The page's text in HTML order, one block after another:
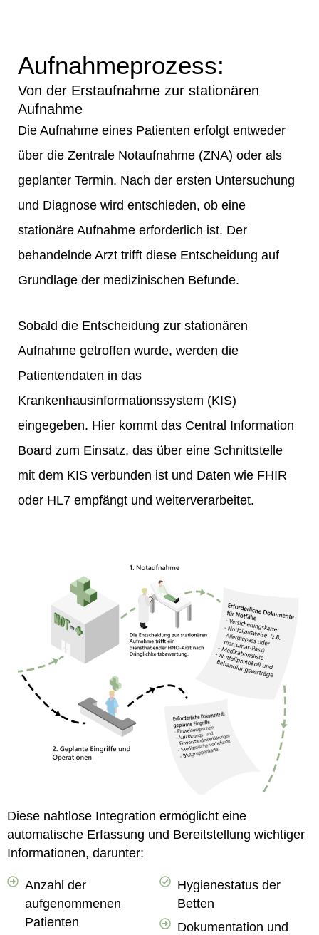
Aufnahmeprozess:
Von der Erstaufnahme zur stationären
Aufnahme
Die Aufnahme eines Patienten erfolgt entweder
über die Zentrale Notaufnahme (ZNA) oder als
geplanter Termin. Nach der ersten Untersuchung
und Diagnose wird entschieden, ob eine
stationäre Aufnahme erforderlich ist. Der
behandelnde Arzt trifft diese Entscheidung auf
Grundlage der medizinischen Befunde.
Sobald die Entscheidung zur stationären
Aufnahme getroffen wurde, werden die
Patientendaten in das
Krankenhausinformationssystem (KIS)
eingegeben. Hier kommt das Central Information
Board zum Einsatz, das über eine Schnittstelle
mit dem KIS verbunden ist und Daten wie FHIR
oder HL7 empfängt und weiterverarbeitet.
Diese nahtlose Integration ermöglicht eine
automatische Erfassung und Bereitstellung wichtiger
Informationen, darunter:
Anzahl der
aufgenommenen
Patienten
Hygienestatus der
Betten
Dokumentation und